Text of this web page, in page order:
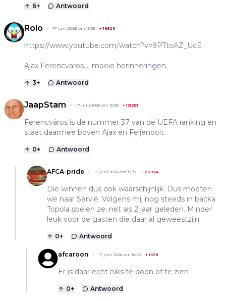
6+ Antwoord
Rolo 17 juni 2026 om 15:36 +18829
https://www.youtube.com/watch?v=9PTtoAZ_UcE
Ajax Ferencvaros.... mooie herinneringen.
3+ Antwoord
JaapStam 17 juni 2026 om 15:30 +151253
Ferencváros is de nummer 37 van de UEFA ranking en
staat daarmee boven Ajax en Feijenooit.
0+ Antwoord
AFCA-pride 17 juni 2026 om 15:37 + 20974
Die winnen dus ook waarschijnlijk. Dus moeten
we naar Servië. Volgens mij nog steeds in backa
Topola spelen ze, net als 2 jaar geleden. Minder
leuk voor de gasten die daar al geweestzijn.
0+ Antwoord
afcaroon 17 juni 2026 om 16:02 +1698
Er is daar echt niks te doen of te zien
0+ Antwoord